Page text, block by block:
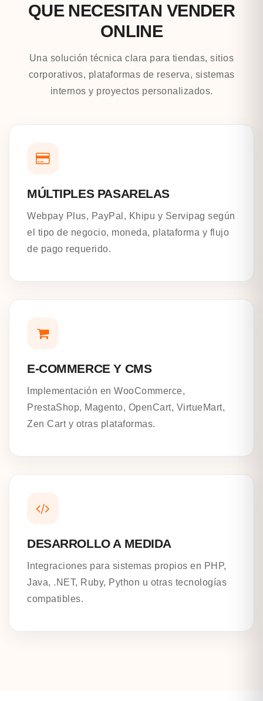
QUE NECESITAN VENDER
ONLINE
Una solución técnica clara para tiendas, sitios
corporativos, plataformas de reserva, sistemas
internos y proyectos personalizados.
MÚLTIPLES PASARELAS
Webpay Plus, PayPal, Khipu y Servipag según
el tipo de negocio, moneda, plataforma y flujo
de pago requerido.
E-COMMERCE Y CMS
Implementación en WooCommerce,
PrestaShop, Magento, OpenCart, VirtueMart,
Zen Cart y otras plataformas.
DESARROLLO A MEDIDA
Integraciones para sistemas propios en PHP,
Java, .NET, Ruby, Python u otras tecnologías
compatibles.